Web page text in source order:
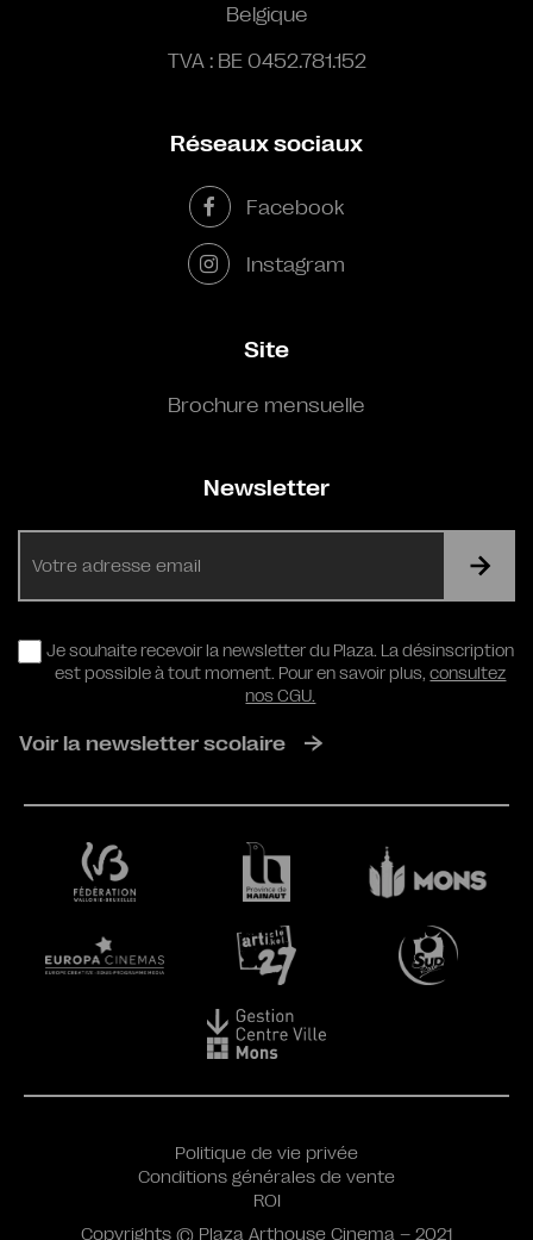
Belgique
TVA : BE 0452.781.152
Réseaux sociaux
Facebook
Instagram
Site
Brochure mensuelle
Newsletter
RGPD
Je souhaite recevoir la newsletter du Plaza. La désinscription
est possible à tout moment. Pour en savoir plus,consultez
nos CGU.
Voir la newsletter scolaire
Politique de vie privée
Conditions générales de vente
ROI
Copyrights © Plaza Arthouse Cinema – 2021